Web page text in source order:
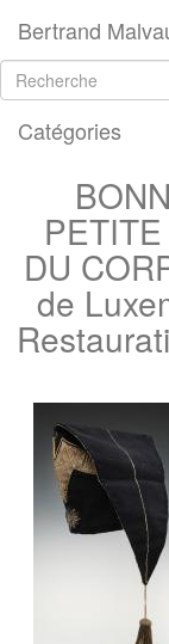
Bertrand
Catégories
DU
de